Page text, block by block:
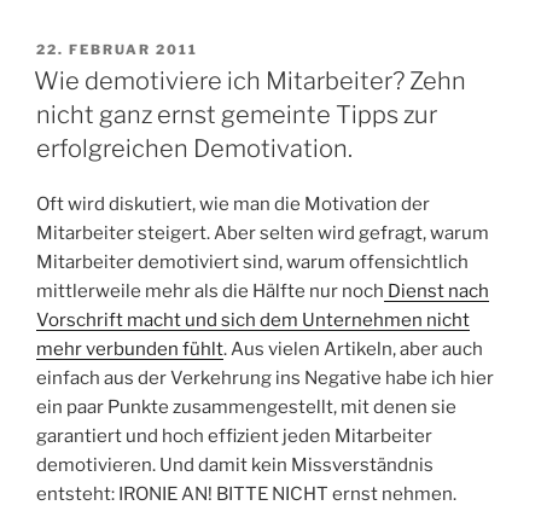
VERÖFFENTLICHT
AM
22. FEBRUAR 2011
Wie demotiviere ich Mitarbeiter? Zehn
nicht ganz ernst gemeinte Tipps zur
erfolgreichen Demotivation.
Oft wird diskutiert, wie man die Motivation der
Mitarbeiter steigert. Aber selten wird gefragt, warum
Mitarbeiter demotiviert sind, warum offensichtlich
mittlerweile mehr als die Hälfte nur noch Dienst nach
Vorschrift macht und sich dem Unternehmen nicht
mehr verbunden fühlt. Aus vielen Artikeln, aber auch
einfach aus der Verkehrung ins Negative habe ich hier
ein paar Punkte zusammengestellt, mit denen sie
garantiert und hoch effizient jeden Mitarbeiter
demotivieren. Und damit kein Missverständnis
entsteht: IRONIE AN! BITTE NICHT ernst nehmen.